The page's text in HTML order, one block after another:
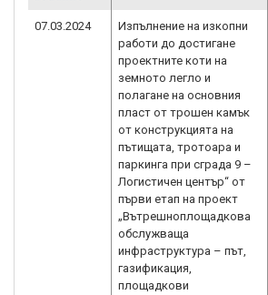
07.03.2024
Изпълнение на изкопни
работи до достигане
проектните коти на
земното легло и
полагане на основния
пласт от трошен камък
от конструкцията на
пътищата, тротоара и
паркинга при сграда 9 –
Логистичен център“ от
първи етап на проект
„Вътрешноплощадкова
обслужваща
инфраструктура – път,
газификация,
площадкови